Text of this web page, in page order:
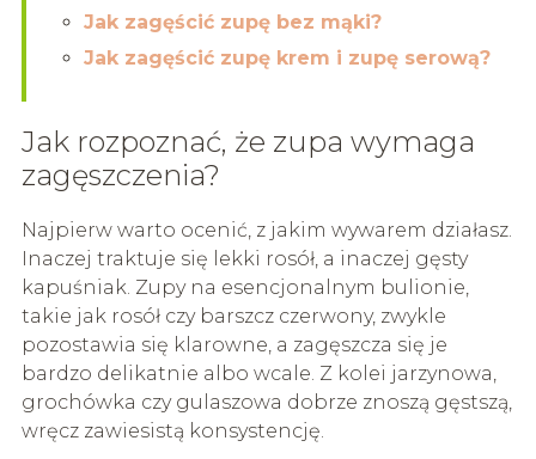
Jak zagęścić zupę bez mąki?
Jak zagęścić zupę krem i zupę serową?
Jak rozpoznać, że zupa wymaga
zagęszczenia?
Najpierw warto ocenić, z jakim wywarem działasz.
Inaczej traktuje się lekki rosół, a inaczej gęsty
kapuśniak. Zupy na esencjonalnym bulionie,
takie jak rosół czy barszcz czerwony, zwykle
pozostawia się klarowne, a zagęszcza się je
bardzo delikatnie albo wcale. Z kolei jarzynowa,
grochówka czy gulaszowa dobrze znoszą gęstszą,
wręcz zawiesistą konsystencję.